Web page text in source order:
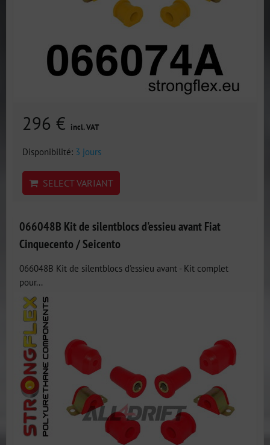
296 € incl. VAT
Disponibilité: 3 jours
SELECT VARIANT
066048B Kit de silentblocs d'essieu avant Fiat
Cinquecento / Seicento
066048B Kit de silentblocs d'essieu avant - Kit complet
pour...